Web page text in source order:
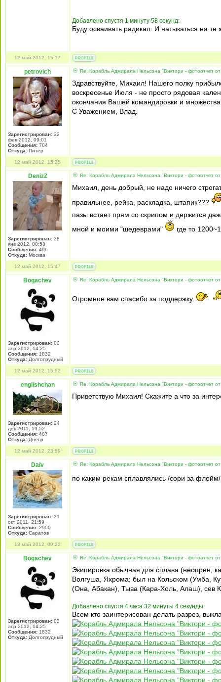
Добавлено спустя 1 минуту 58 секунд:
Буду осваивать радикал. И натыкаться на
12 май 2012, 15:17
petrovich
Зарегистрирован: 22
фев 2012, 09:01
Сообщения: 704
Откуда: Питер
Re: Корабль Адмирала Нельсона "Виктори - фотоотчет
Здравствуйте, Михаил! Нашего полку
воскресенье Июля - не просто рядовая
окончания Вашей командировки и
С Уважением, Влад.
12 май 2012, 15:35
DenizZ
Зарегистрирован: 28
янв 2012, 00:58
Сообщения: 496
Откуда: Москва
Re: Корабль Адмирала Нельсона "Виктори - фотоотчет
Михаил, день добрый, не надо ничего
правильнее, рейка, раскладка, штапик???
пазы встает прям со скрипом и держится
мной и моими "шедеврами"
где то
12 май 2012, 15:47
Bogachev
Зарегистрирован: 03
апр 2012, 14:25
Сообщения: 1832
Откуда: Долгопрудный
Re: Корабль Адмирала Нельсона "Виктори - фотоотчет
Огромное вам спасибо за поддержку.
12 май 2012, 15:52
englishchan
Зарегистрирован: 24
дек 2011, 19:52
Сообщения: 487
Откуда: Днепр
Re: Корабль Адмирала Нельсона "Виктори - фотоотчет
Приветствую Михаил! Скажите а что за
12 май 2012, 23:59
Daiv
Зарегистрирован: 21
окт 2011, 21:59
Сообщения: 2900
Откуда: Саратов
Re: Корабль Адмирала Нельсона "Виктори - фотоотчет
по каким рекам сплавлялись /сори за
13 май 2012, 00:22
Bogachev
Зарегистрирован: 03
апр 2012, 14:25
Сообщения: 1832
Откуда: Долгопрудный
Re: Корабль Адмирала Нельсона "Виктори - фотоотчет
Экипировка обычная для сплава (неопрен,
Волгуша, Яхрома; был на Кольском (Умба,
(Она, Абакан), Тыва (Кара-Холь, Алаш), сев
Добавлено спустя 4 часа 32 минуты 4 секунды:
Всем кто заинтерисован делать разрез,